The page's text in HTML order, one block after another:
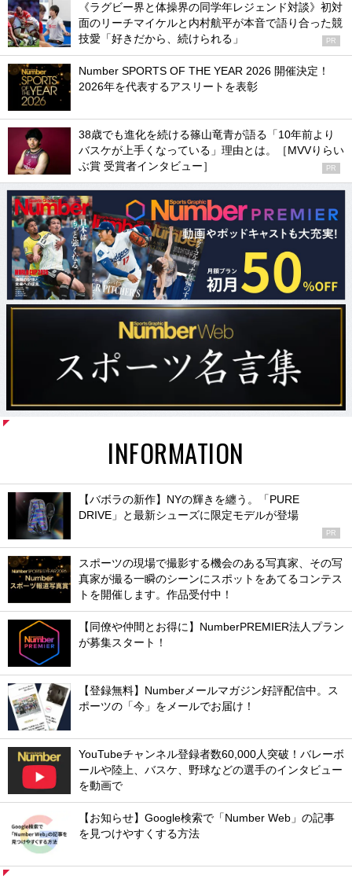
《ラグビー界と体操界の同学年レジェンド対談》初対
面のリーチマイケルと内村航平が本音で語り合った競
技愛「好きだから、続けられる」
PR
Number SPORTS OF THE YEAR 2026 開催決定！
2026年を代表するアスリートを表彰
38歳でも進化を続ける篠山竜青が語る「10年前より
バスケが上手くなっている」理由とは。［MVVりらい
ぶ賞 受賞者インタビュー］
PR
INFORMATION
【バボラの新作】NYの輝きを纏う。「PURE
DRIVE」と最新シューズに限定モデルが登場
PR
スポーツの現場で撮影する機会のある写真家、その写
真家が撮る一瞬のシーンにスポットをあてるコンテス
トを開催します。作品受付中！
【同僚や仲間とお得に】NumberPREMIER法人プラン
が募集スタート！
【登録無料】Numberメールマガジン好評配信中。ス
ポーツの「今」をメールでお届け！
YouTubeチャンネル登録者数60,000人突破！バレーボ
ールや陸上、バスケ、野球などの選手のインタビュー
を動画で
【お知らせ】Google検索で「Number Web」の記事
を見つけやすくする方法